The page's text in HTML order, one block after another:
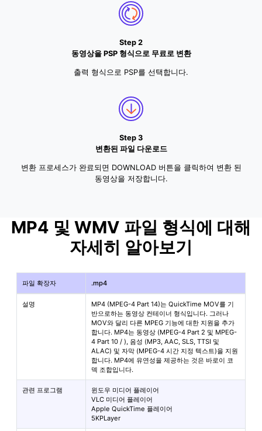
Step 2
동영상을 PSP 형식으로 무료로 변환
출력 형식으로 PSP를 선택합니다.
Step 3
변환된 파일 다운로드
변환 프로세스가 완료되면 DOWNLOAD 버튼을 클릭하여 변환 된
동영상을 저장합니다.
MP4 및 WMV 파일 형식에 대해
자세히 알아보기
파일 확장자 .mp4
설명
MP4 (MPEG-4 Part 14)는 QuickTime MOV를 기
반으로하는 동영상 컨테이너 형식입니다. 그러나
MOV와 달리 다른 MPEG 기능에 대한 지원을 추가
합니다. MP4는 동영상 (MPEG-4 Part 2 및 MPEG-
4 Part 10 /), 음성 (MP3, AAC, SLS, TTSI 및
ALAC) 및 자막 (MPEG-4 시간 지정 텍스트)을 지원
합니다. MP4에 유연성을 제공하는 것은 바로이 코
덱 조합입니다.
관련 프로그램
윈도우 미디어 플레이어
VLC 미디어 플레이어
Apple QuickTime 플레이어
5KPLayer